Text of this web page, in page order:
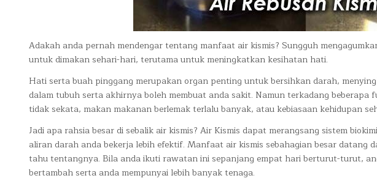
Adakah anda pernah mendengar tentang manfaat air kismis? Sungguh
untuk dimakan sehari-hari, terutama untuk meningkatkan kesihatan hati.
Hati serta buah pinggang merupakan organ penting untuk bersihkan darah,
dalam tubuh serta akhirnya boleh membuat anda sakit. Namun terkadang
tidak sekata, makan makanan berlemak terlalu banyak, atau kebiasaan kehidupan
Jadi apa rahsia besar di sebalik air kismis? Air Kismis dapat merangsang sistem
aliran darah anda bekerja lebih efektif. Manfaat air kismis sebahagian besar datang
tahu tentangnya. Bila anda ikuti rawatan ini sepanjang empat hari berturut-turut,
bertambah serta anda mempunyai lebih banyak tenaga.